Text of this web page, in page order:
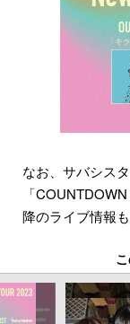
なお、サバシス
「
降のライブ情報